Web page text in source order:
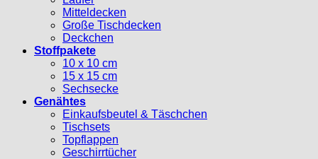
Mitteldecken
Große Tischdecken
Deckchen
Stoffpakete
10 x 10 cm
15 x 15 cm
Sechsecke
Genähtes
Einkaufsbeutel & Täschchen
Tischsets
Topflappen
Geschirrtücher